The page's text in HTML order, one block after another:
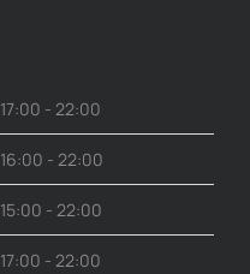
17:00 - 22:00
16:00 - 22:00
15:00 - 22:00
17:00 - 22:00